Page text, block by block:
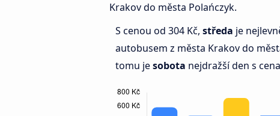
Krakov do města Polańczyk.
S cenou od 304 Kč, středa je
autobusem z města Krakov do
tomu jesobota nejdražší den s